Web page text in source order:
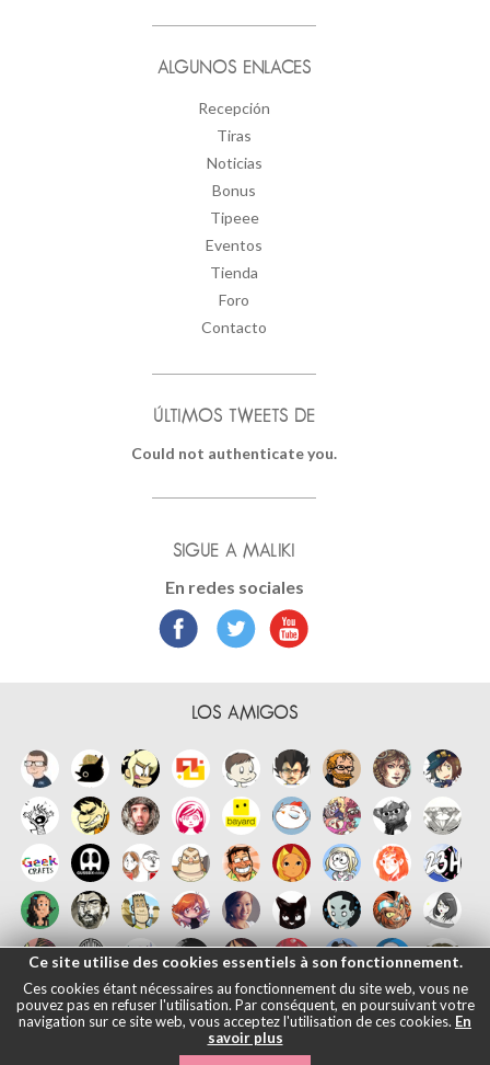
ALGUNOS ENLACES
Recepción
Tiras
Noticias
Bonus
Tipeee
Eventos
Tienda
Foro
Contacto
ÚLTIMOS TWEETS DE
Could not authenticate you.
SIGUE A MALIKI
En redes sociales
LOS AMIGOS
Ce site utilise des cookies essentiels à son fonctionnement.
Ces cookies étant nécessaires au fonctionnement du site web, vous ne
pouvez pas en refuser l'utilisation. Par conséquent, en poursuivant votre
navigation sur ce site web, vous acceptez l'utilisation de ces cookies. En
savoir plus